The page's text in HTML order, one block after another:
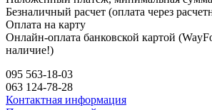
Безналичный расчет (оплата через
Оплата на карту
Онлайн-оплата банковской картой
наличие!)
095 563-18-03
063 124-78-28
Контактная информация